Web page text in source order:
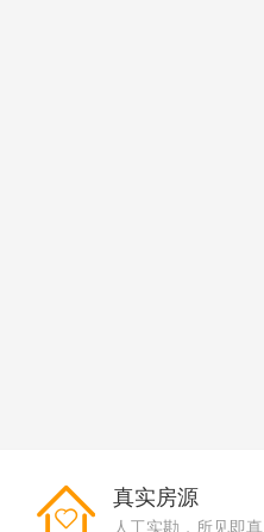
真实房源
人工实勘，所见即真